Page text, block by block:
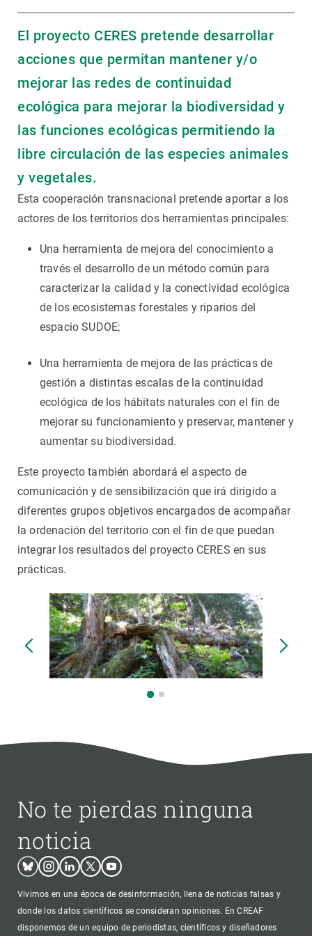
El proyecto CERES pretende desarrollar
acciones que permitan mantener y/o
mejorar las redes de continuidad
ecológica para mejorar la biodiversidad y
las funciones ecológicas permitiendo la
libre circulación de las especies animales
y vegetales.
Esta cooperación transnacional pretende aportar a los
actores de los territorios dos herramientas principales:
Una herramienta de mejora del conocimiento a
través el desarrollo de un método común para
caracterizar la calidad y la conectividad ecológica
de los ecosistemas forestales y riparios del
espacio SUDOE;
Una herramienta de mejora de las prácticas de
gestión a distintas escalas de la continuidad
ecológica de los hábitats naturales con el fin de
mejorar su funcionamiento y preservar, mantener y
aumentar su biodiversidad.
Este proyecto también abordará el aspecto de
comunicación y de sensibilización que irá dirigido a
diferentes grupos objetivos encargados de acompañar
la ordenación del territorio con el fin de que puedan
integrar los resultados del proyecto CERES en sus
prácticas.
No te pierdas ninguna
noticia
BlueskyInstagram
LinkedinTwitterYoutube
Vivimos en una época de desinformación, llena de noticias falsas y
donde los datos científicos se consideran opiniones. En CREAF
disponemos de un equipo de periodistas, científicos y diseñadores